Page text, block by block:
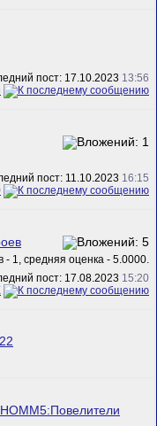
пост: 17.10.2023 13:56
пост: 11.10.2023 16:15
пост: 17.08.2023 15:20